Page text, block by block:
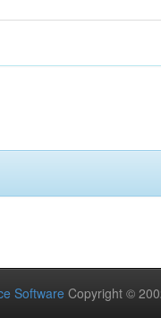
Software Copyright ©